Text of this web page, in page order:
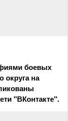
боевых
округа на
"ВКонтакте".